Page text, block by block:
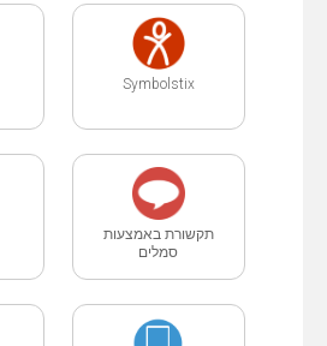
Symbolstix
תקשורת באמצעות
סמלים